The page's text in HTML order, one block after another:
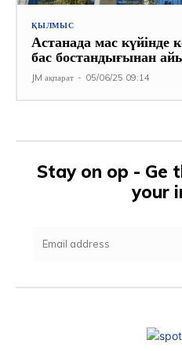
ҚЫЛМЫС
Астанада мас күйінде
бас бостандығынан
JM ақпарат - 05/06/25 09:14
Stay on op - Ge
your